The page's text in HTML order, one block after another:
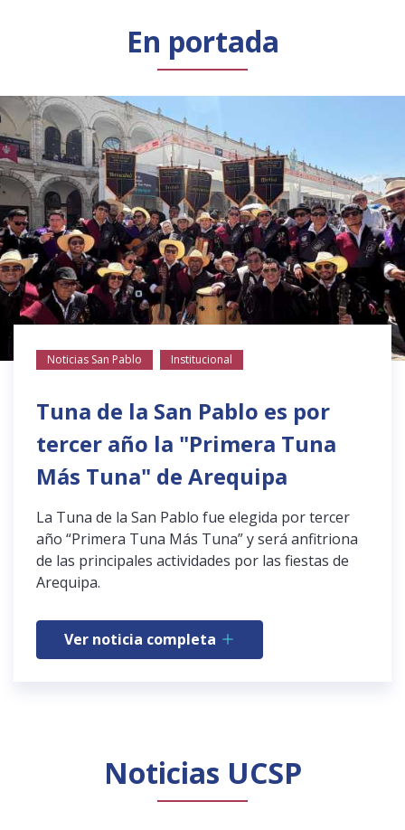
En portada
Noticias San Pablo Institucional
Tuna de la San Pablo es por
tercer año la "Primera Tuna
Más Tuna" de Arequipa
La Tuna de la San Pablo fue elegida por tercer
año “Primera Tuna Más Tuna” y será anfitriona
de las principales actividades por las fiestas de
Arequipa.
Ver noticia completa
Noticias UCSP